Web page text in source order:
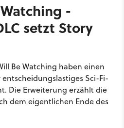
-
setzt Story
Be Watching haben einen
Sci-Fi-
Die Erweiterung erzählt die
dem eigentlichen Ende des